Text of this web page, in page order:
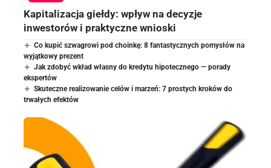
Kapitalizacja giełdy: wpływ na decyzje
inwestorów i praktyczne wnioski
Co kupić szwagrowi pod choinkę: 8 fantastycznych pomysłów na
wyjątkowy prezent
Jak zdobyć wkład własny do kredytu hipotecznego — porady
ekspertów
Skuteczne realizowanie celów i marzeń: 7 prostych kroków do
trwałych efektów